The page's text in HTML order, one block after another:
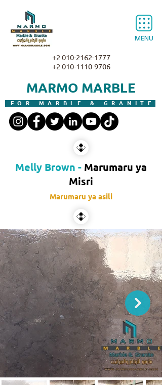
MENU
MARMO MARBLE
FOR MARBLE & GRANITE
+2 010-2162-1777
+2 010-1110-9706
Melly Brown - Marumaru ya
Misri
Marumaru ya asili